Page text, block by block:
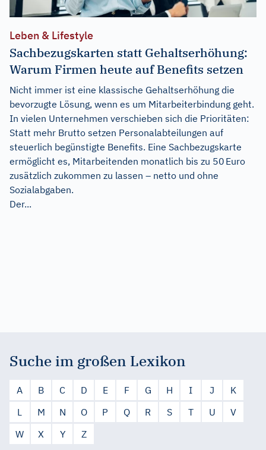
Leben & Lifestyle
Sachbezugskarten statt Gehaltserhöhung:
Warum Firmen heute auf Benefits setzen
Nicht immer ist eine klassische Gehaltserhöhung die
bevorzugte Lösung, wenn es um Mitarbeiterbindung geht.
In vielen Unternehmen verschieben sich die Prioritäten:
Statt mehr Brutto setzen Personalabteilungen auf
steuerlich begünstigte Benefits. Eine Sachbezugskarte
ermöglicht es, Mitarbeitenden monatlich bis zu 50 Euro
zusätzlich zukommen zu lassen – netto und ohne
Sozialabgaben.
Der...
Suche im großen Lexikon
A B C D E F G H I J
K
L
M N O P Q R S T U
V
W
X Y Z